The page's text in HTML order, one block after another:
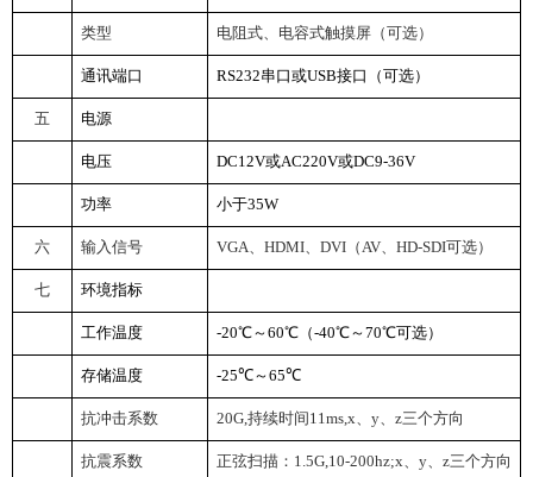
类型 电阻式、电容式触摸屏（可选）
通讯端口 RS232串口或USB接口（可选）
五 电源
电压 DC12V或AC220V或DC9-36V
功率 小于35W
六 输入信号 VGA 、HDMI、DVI（AV、HD-SDI可选）
七 环境指标
工作温度 -20℃～60℃（-40℃～70℃可选）
存储温度 -25℃～65℃
抗冲击系数 20G 持续时间11ms,x、y、z三个方向
抗震系数 正弦扫描： 1.5G ,10-200hz;x、y、z三个方向